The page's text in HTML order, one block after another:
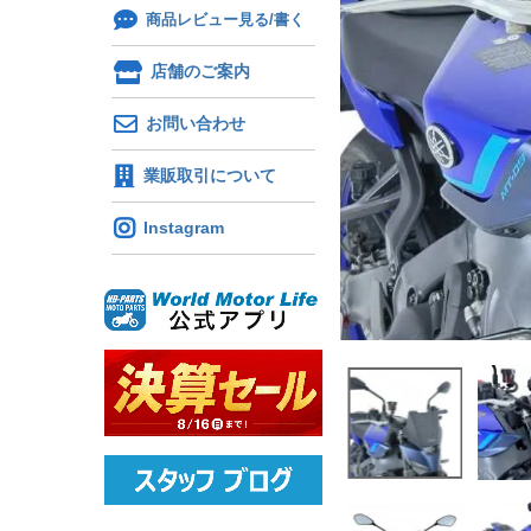
商品レビュー見る/書く
店舗のご案内
お問い合わせ
業販取引について
Instagram